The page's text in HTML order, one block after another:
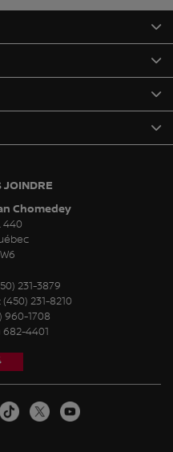
JOINDRE
Chomedey
440
231-3879
(450) 231-8210
960-1708
682-4401